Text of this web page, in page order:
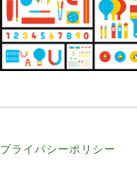
プライバシーポリシー